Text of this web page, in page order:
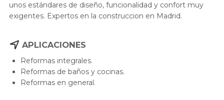
unos estándares de diseño, funcionalidad y confort muy
exigentes. Expertos en la construccion en Madrid.
APLICACIONES
Reformas integrales.
Reformas de baños y cocinas.
Reformas en general.